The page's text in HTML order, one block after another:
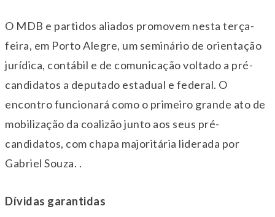
O MDB e partidos aliados promovem nesta terça-
feira, em Porto Alegre, um seminário de orientação
jurídica, contábil e de comunicação voltado a pré-
candidatos a deputado estadual e federal. O
encontro funcionará como o primeiro grande ato de
mobilização da coalizão junto aos seus pré-
candidatos, com chapa majoritária liderada por
Gabriel Souza. .
Dívidas garantidas